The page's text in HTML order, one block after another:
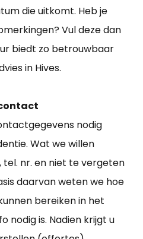
die uitkomt. Heb je
Vul deze dan
biedt zo betrouwbaar
in Hives.
nodig
Wat we willen
tel. nr. en niet te vergeten
daarvan weten we hoe
bereiken in het
nodig is. Nadien krijgt u